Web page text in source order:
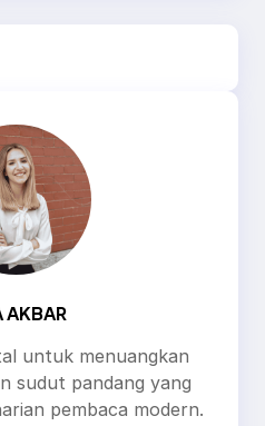
AKBAR
untuk menuangkan
sudut pandang yang
pembaca modern.